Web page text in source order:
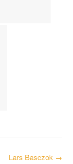
Lars Basczok →